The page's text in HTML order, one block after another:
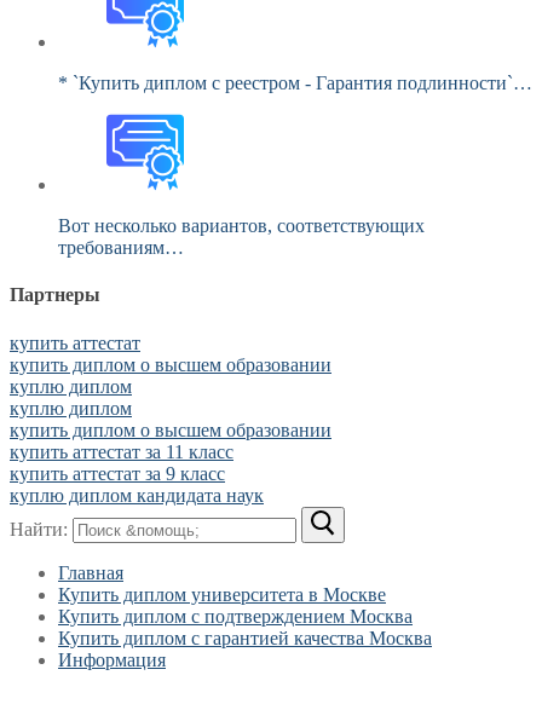
* `Купить диплом с реестром - Гарантия подлинности`…
Вот несколько вариантов, соответствующих
требованиям…
Партнеры
купить аттестат
купить диплом о высшем образовании
куплю диплом
куплю диплом
купить диплом о высшем образовании
купить аттестат за 11 класс
купить аттестат за 9 класс
куплю диплом кандидата наук
Найти:
Главная
Купить диплом университета в Москве
Купить диплом с подтверждением Москва
Купить диплом с гарантией качества Москва
Информация